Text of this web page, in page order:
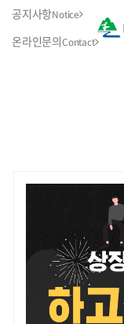
공지사항Notice
온라인문의Contact